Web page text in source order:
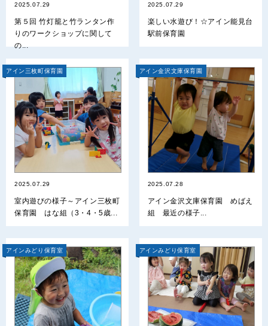
2025.07.29
第５回 竹灯籠と竹ランタン作
りのワークショップに関して
の...
2025.07.29
楽しい水遊び！☆アイン能見台
駅前保育園
アイン三枚町保育園
2025.07.29
室内遊びの様子～アイン三枚町
保育園 はな組（3・4・5歳...
アイン金沢文庫保育園
2025.07.28
アイン金沢文庫保育園 めばえ
組 最近の様子...
アインみどり保育室 アインみどり保育室